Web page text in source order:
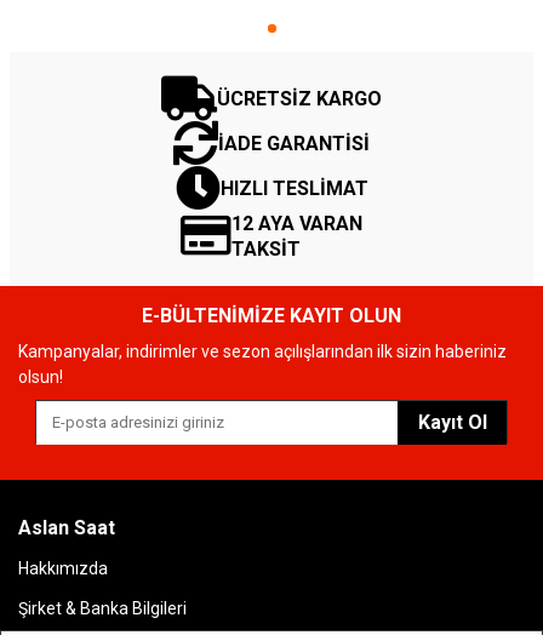
ÜCRETSİZ KARGO
İADE GARANTİSİ
HIZLI TESLİMAT
12 AYA VARAN
TAKSİT
E-BÜLTENİMİZE KAYIT OLUN
Kampanyalar, indirimler ve sezon açılışlarından ilk sizin haberiniz
olsun!
Kayıt Ol
Aslan Saat
Hakkımızda
Şirket & Banka Bilgileri